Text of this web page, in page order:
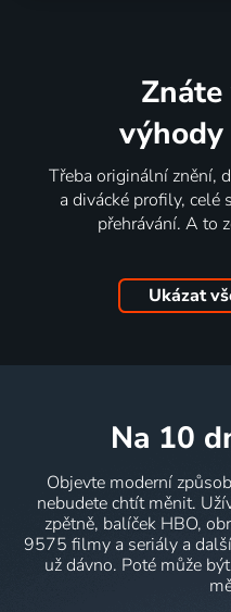
výhody
Třeba originální znění,
a divácké profily, celé
přehrávání. A to
Ukázat
na 10
Objevte moderní
nebudete chtít měnit.
zpětně, balíček HBO,
9575 filmy a seriály a
už dávno. Poté může